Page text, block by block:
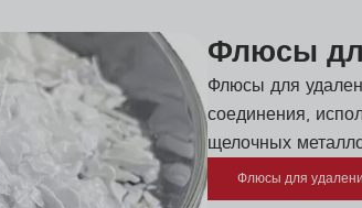
Флюсы
Флюсы для
соединения,
щелочных
Флюсы для